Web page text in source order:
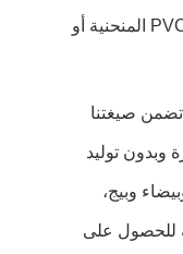
إعادة تشغيلها، بما في ذلك مقاطع PVC/ABS المنحنية أو
تضمن صيغتنا
وبدون توليد
وبيج،
للحصول على